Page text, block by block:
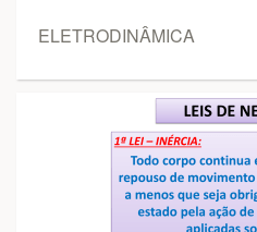
ELETRODINÂMICA